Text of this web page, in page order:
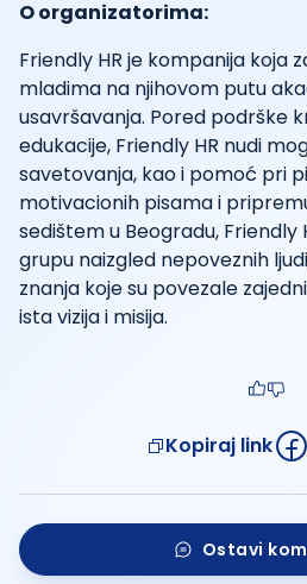
O organizatorima:
Friendly HR je kompanija koja
mladima na njihovom putu
usavršavanja. Pored podrške
edukacije, Friendly HR nudi
savetovanja, kao i pomoć pri
motivacionih pisama i
sedištem u Beogradu, Friendly
grupu naizgled nepoveznih
znanja koje su povezale
ista vizija i misija.
Kopiraj link
Ostavi